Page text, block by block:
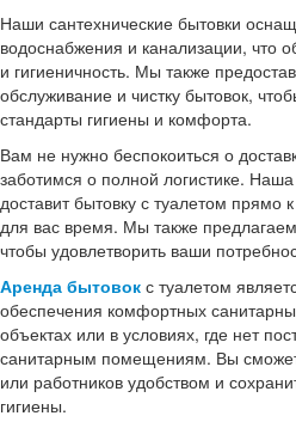
Наши сантехнические бытовки
водоснабжения и канализации, что
и гигиеничность. Мы также
обслуживание и чистку бытовок,
стандарты гигиены и комфорта.
Вам не нужно беспокоиться о
заботимся о полной логистике.
доставит бытовку с туалетом прямо
для вас время. Мы также
чтобы удовлетворить ваши
Аренда бытовок с туалетом
обеспечения комфортных
объектах или в условиях, где нет
санитарным помещениям. Вы
или работников удобством и
гигиены.